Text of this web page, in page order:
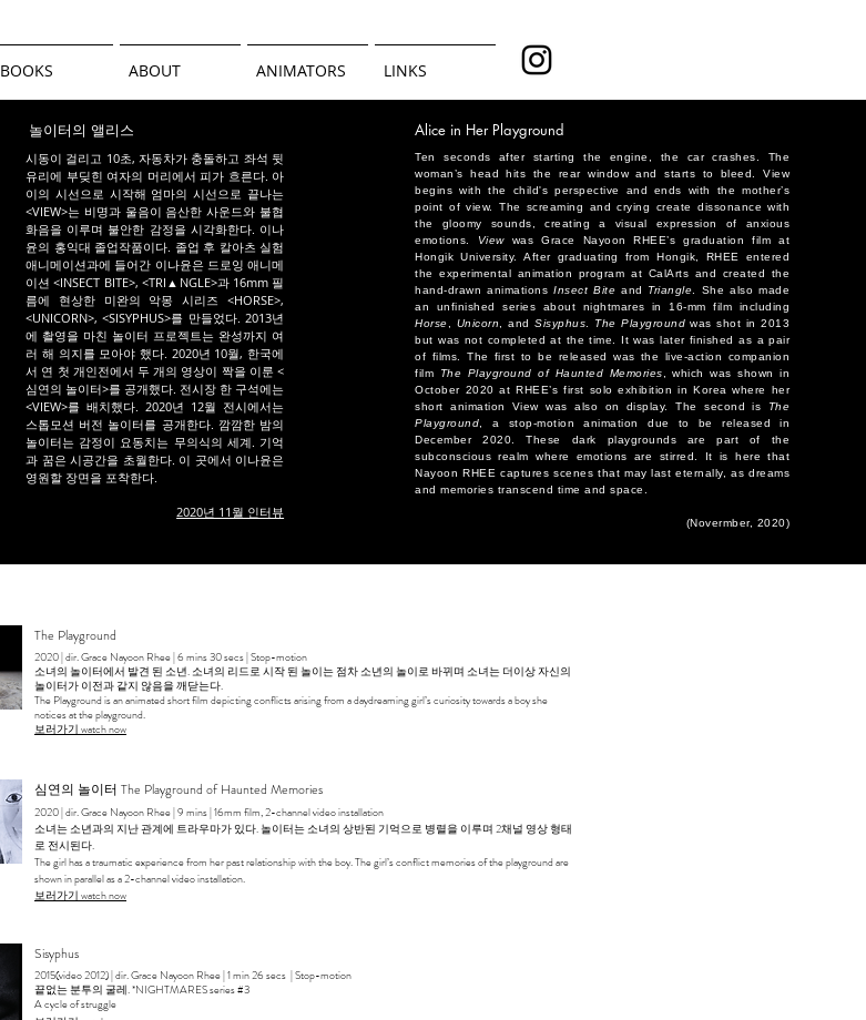
BOOKS ABOUT ANIMATORS LINKS
놀이터의 앨리스
시동이 걸리고 10초, 자동차가 충돌하고 좌석 뒷
유리에 부딪힌 여자의 머리에서 피가 흐른다. 아
이의 시선으로 시작해 엄마의 시선으로 끝나는
<VIEW>는 비명과 울음이 음산한 사운드와 불협
화음을 이루며 불안한 감정을 시각화한다. 이나
윤의 홍익대 졸업작품이다. 졸업 후 칼아츠 실험
애니메이션과에 들어간 이나윤은 드로잉 애니메
이션 <INSECT BITE>, <TRI▲NGLE>과 16mm 필
름에 현상한 미완의 악몽 시리즈 <HORSE>,
<UNICORN>, <SISYPHUS>를 만들었다. 2013년
에 촬영을 마친 놀이터 프로젝트는 완성까지 여
러 해 의지를 모아야 했다. 2020년 10월, 한국에
서 연 첫 개인전에서 두 개의 영상이 짝을 이룬 <
심연의 놀이터>를 공개했다. 전시장 한 구석에는
<VIEW>를 배치했다. 2020년 12월 전시에서는
스톱모션 버전 놀이터를 공개한다. 깜깜한 밤의
놀이터는 감정이 요동치는 무의식의 세계. 기억
과 꿈은 시공간을 초월한다. 이 곳에서 이나윤은
영원할 장면을 포착한다.
2020년 11월 인터뷰
Alice in Her Playground
Ten seconds after starting the engine, the car crashes. The
woman’s head hits the rear window and starts to bleed. View
begins with the child's perspective and ends with the mother’s
point of view. The screaming and crying create dissonance with
the gloomy sounds, creating a visual expression of anxious
emotions.
Viewwas Grace Nayoon RHEE’s graduation film at
Hongik University. After graduating from Hongik, RHEE entered
the experimental animation program at CalArts and created the
hand-drawn animations Insect Bite and Triangle . She also made
an unfinished series about nightmares in 16-mm film including
Horse
Unicorn , andSisyphus The Playground was shot in 2013
but was not completed at the time. It was later finished as a pair
of films. The first to be released was the live-action companion
film
The Playground of Haunted Memories , which was shown in
October 2020 at RHEE’s first solo exhibition in Korea where her
short animation View was also on display. The second is
The
Playground , a stop-motion animation due to be released in
December 2020. These dark playgrounds are part of the
subconscious realm where emotions are stirred. It is here that
Nayoon RHEE captures scenes that may last eternally, as dreams
and memories transcend time and space.
(Novermber, 2020)
The Playground
2020 | dir. Grace Nayoon Rhee | 6 mins 30 secs | Stop-motion
소녀의 놀이터에서 발견 된 소년. 소녀의 리드로 시작 된 놀이는 점차 소년의 놀이로 바뀌며 소녀는 더이상 자신의
놀이터가 이전과 같지 않음을 깨닫는다.
The Playground is an animated short film depicting conflicts arising from a daydreaming girl’s curiosity towards a boy she
notices at the playground.
보러가기 watch now
심연의 놀이터 The Playground of Haunted Memories
2020 | dir. Grace Nayoon Rhee | 9 mins | 16mm film, 2-channel video installation
소녀는 소년과의 지난 관계에 트라우마가 있다. 놀이터는 소녀의 상반된 기억으로 병렬을 이루며 2채널 영상 형태
로 전시된다.
The girl has a traumatic experience from her past relationship with the boy. The girl’s conflict memories of the playground are
shown in parallel as a 2-channel video installation.
보러가기 watch now
Sisyphus
2015(video 2012) | dir. Grace Nayoon Rhee | 1 min 26 secs | Stop-motion
끝없는 분투의 굴레. *NIGHTMARES series #3
A cycle of struggle